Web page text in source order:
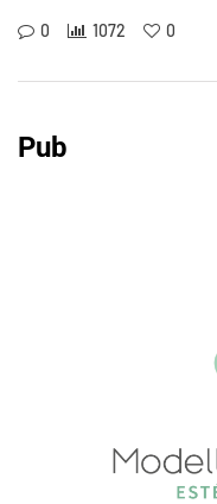
0 1072 0
Pub